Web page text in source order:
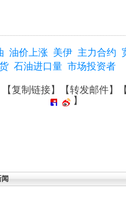
油价上涨 美伊 主力合约
石油进口量 市场投资者
复制链接】【转发邮件】
】